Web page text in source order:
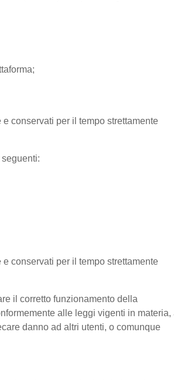
conservati per il tempo strettamente
conservati per il tempo strettamente
il corretto funzionamento della
alle leggi vigenti in materia,
danno ad altri utenti, o comunque